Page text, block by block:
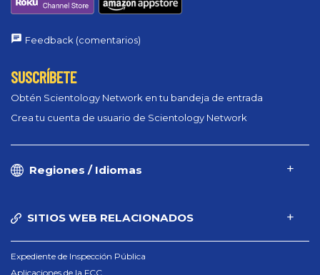
Feedback (comentarios)
SUSCRÍBETE
Obtén Scientology Network en tu bandeja de entrada
Crea tu cuenta de usuario de Scientology Network
Regiones / Idiomas
SITIOS WEB RELACIONADOS
Expediente de Inspección Pública
Aplicaciones de la FCC